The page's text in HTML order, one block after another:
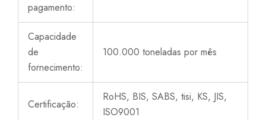
pagamento:
Capacidade
de
fornecimento:
100.000 toneladas por mês
Certificação:
RoHS, BIS, SABS, tisi, KS, JIS,
ISO9001